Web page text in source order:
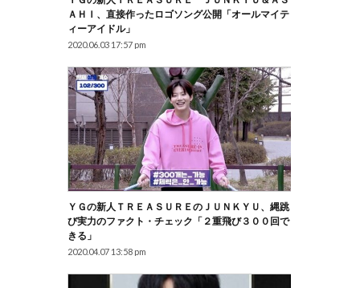
ＡＨＩ、直接作ったロゴソング公開「オールマイテ
ィーアイドル」
2020.06.03 17:57 pm
ＹＧの新人ＴＲＥＡＳＵＲＥのＪＵＮＫＹＵ、縄跳
び実力のファクト・チェック「２重飛び３００回で
きる」
2020.04.07 13:58 pm